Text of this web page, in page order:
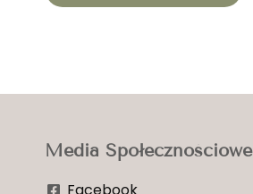
Media Społecznościowe